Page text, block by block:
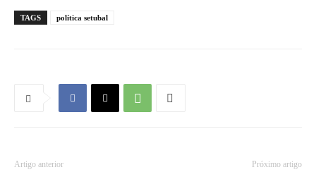
TAGS política setubal
Artigo anterior Próximo artigo